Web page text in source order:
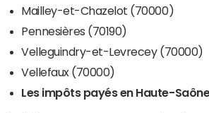
Mailley-et-Chazelot (70000)
Pennesières (70190)
Velleguindry-et-Levrecey (70000)
Vellefaux (70000)
Les impôts payés en Haute-